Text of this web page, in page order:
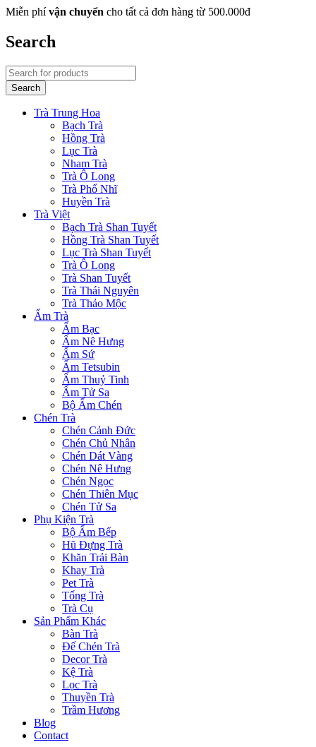
Miễn phívận chuyển cho tất cả đơn hàng từ 500.000đ
Search
Trà Trung Hoa
Bạch Trà
Hồng Trà
Lục Trà
Nham Trà
Trà Ô Long
Trà Phổ Nhĩ
Huyền Trà
Trà Việt
Bạch Trà Shan Tuyết
Hồng Trà Shan Tuyết
Lục Trà Shan Tuyết
Trà Ô Long
Trà Shan Tuyết
Trà Thái Nguyên
Trà Thảo Mộc
Ấm Trà
Ấm Bạc
Ấm Nê Hưng
Ấm Sứ
Ấm Tetsubin
Ấm Thuỷ Tinh
Ấm Tử Sa
Bộ Ấm Chén
Chén Trà
Chén Cảnh Đức
Chén Chủ Nhân
Chén Dát Vàng
Chén Nê Hưng
Chén Ngọc
Chén Thiên Mục
Chén Tử Sa
Phụ Kiện Trà
Bộ Ấm Bếp
Hũ Đựng Trà
Khăn Trải Bàn
Khay Trà
Pet Trà
Tống Trà
Trà Cụ
Sản Phẩm Khác
Bàn Trà
Đế Chén Trà
Decor Trà
Kệ Trà
Lọc Trà
Thuyền Trà
Trầm Hương
Blog
Contact